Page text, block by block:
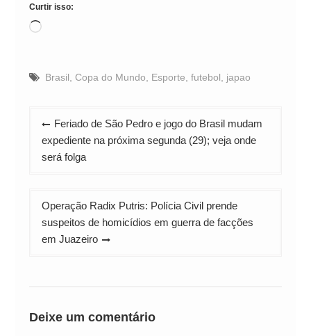
Curtir isso:
Carregando...
Brasil Copa do Mundo Esporte futebol japao
Navegação
de
Post
Feriado de São Pedro e jogo do Brasil mudam
expediente na próxima segunda (29); veja onde
será folga
Operação Radix Putris: Polícia Civil prende
suspeitos de homicídios em guerra de facções
em Juazeiro
Deixe um comentário